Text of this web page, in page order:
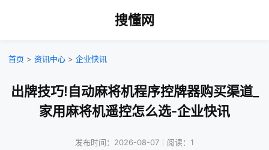
搜懂网
首页 > 资讯中心 > 企业快讯
出牌技巧!自动麻将机程序控牌器购买渠道_
家用麻将机遥控怎么选-企业快讯
发布时间：2026-08-07｜阅读：1